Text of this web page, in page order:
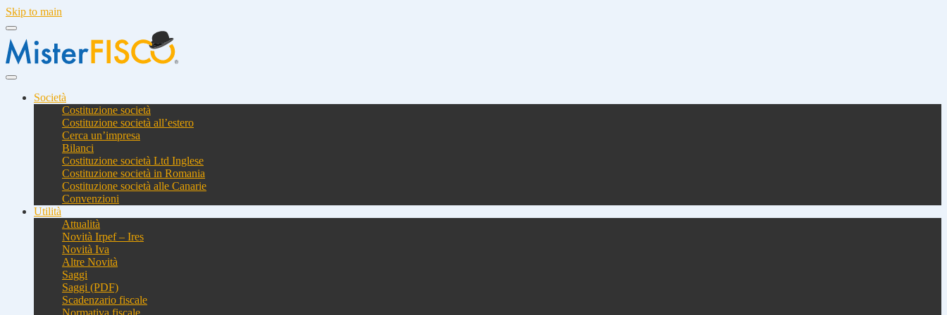
Skip to main
Società
Costituzione società
Costituzione società all’estero
Cerca un’impresa
Bilanci
Costituzione società Ltd Inglese
Costituzione società in Romania
Costituzione società alle Canarie
Convenzioni
Utilità
Attualità
Novità Irpef – Ires
Novità Iva
Altre Novità
Saggi
Saggi (PDF)
Scadenzario fiscale
Normativa fiscale